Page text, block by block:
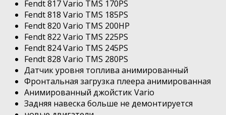
Fendt 817 Vario TMS 170PS
Fendt 818 Vario TMS 185PS
Fendt 820 Vario TMS 200HP
Fendt 822 Vario TMS 225PS
Fendt 824 Vario TMS 245PS
Fendt 828 Vario TMS 280PS
Датчик уровня топлива анимированный
Фронтальная загрузка плеера анимированная
Анимированный джойстик Vario
Задняя навеска больше не демонтируется